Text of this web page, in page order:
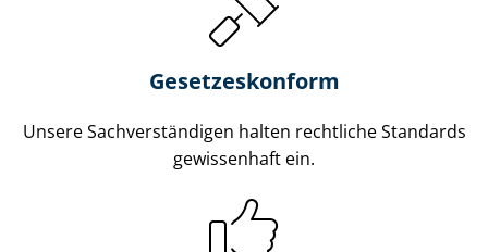
Gesetzes­konform
Unsere Sach­ver­stän­di­gen halten rechtliche Standards
gewissenhaft ein.